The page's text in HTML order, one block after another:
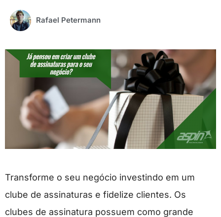
Rafael Petermann
Transforme o seu negócio investindo em um
clube de assinaturas e fidelize clientes. Os
clubes de assinatura possuem como grande